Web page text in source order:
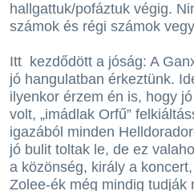
hallgattuk/pofáztuk végig.
számok és régi számok
Itt kezdődött a jóság: A
jó hangulatban érkeztünk.
ilyenkor érzem én is, hogy
volt, „imádlak Orfű”
igazából minden
jó bulit toltak le, de ez
a közönség, király a
Zolee-ék még mindig tudják